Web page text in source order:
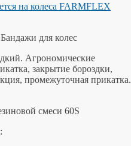
на колеса FARMFLEX
для колес
Агрономические
закрытие бороздки,
промежуточная прикатка.
смеси 60S